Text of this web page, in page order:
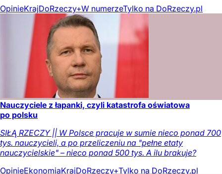
OpinieKrajDoRzeczy+W numerzeTylko na DoRzeczy.pl
Nauczyciele z łapanki, czyli katastrofa oświatowa
po polsku
SIŁĄ RZECZY || W Polsce pracuje w sumie nieco ponad 700
tys. nauczycieli, a po przeliczeniu na "pełne etaty
nauczycielskie" – nieco ponad 500 tys. A ilu brakuje?
OpinieEkonomiaKrajDoRzeczy+Tylko na DoRzeczy.pl